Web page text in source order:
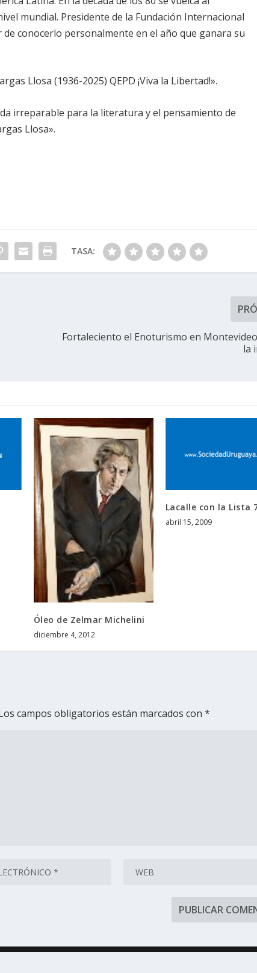
mundial. Presidente de la Fundación Internacional
conocerlo personalmente en el año que ganara su
Llosa (1936-2025) QEPD ¡Viva la Libertad!».
irreparable para la literatura y el pensamiento de
Llosa».
TASA:
Fortaleciento el Enoturismo en
la
Óleo de Zelmar Michelini
diciembre 4, 2012
Lacalle con la Lista
abril 15, 2009
campos obligatorios están marcados con*